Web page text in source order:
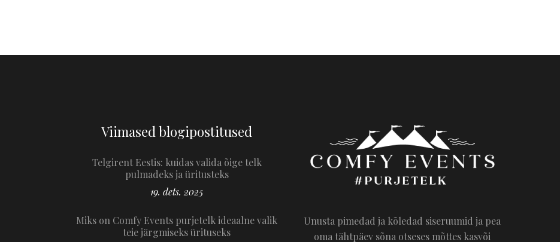
Viimased blogipostitused
Telgirent Eestis: kuidas valida õige telk
pulmadeks ja üritusteks
19. dets. 2025
Miks on Comfy Events purjetelk ideaalne valik
teie järgmiseks ürituseks
Unusta pimedad ja kõledad siseruumid ja pea
oma tähtpäev sõna otseses mõttes kasvõi